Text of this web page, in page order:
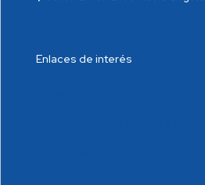
Enlaces de interés